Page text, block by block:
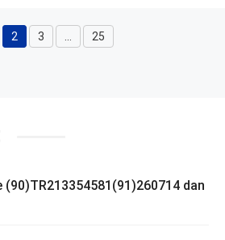
Halaman
2 Halaman
3 … Halaman
25
(90)TR213354581(91)260714 dan